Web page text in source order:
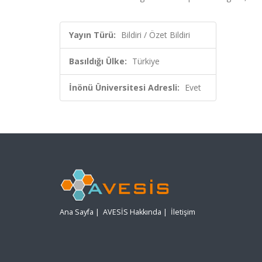
Yayın Türü: Bildiri / Özet Bildiri
Basıldığı Ülke: Türkiye
İnönü Üniversitesi Adresli: Evet
Ana Sayfa | AVESİS Hakkında | İletişim